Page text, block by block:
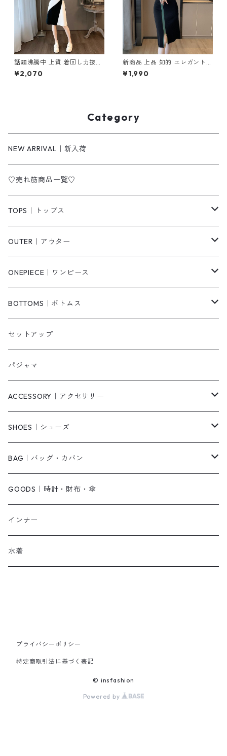
話題沸騰中 上質 着回し力抜群
エレガント 切り替え ワンピー
ス m-273
¥2,070
新商品 上品 知的 エレガント
切り替え ニットワンピース m
-266
¥1,990
Category
NEW ARRIVAL｜新入荷
♡売れ筋商品一覧♡
TOPS｜トップス
Tシャツ/カットソー
シャツ/ブラウス
ベスト/チョッキ
タンクトップ/キャミソール
スウェット/パーカー
ニット/セーター
ベアトップ・チューブトップ
その他
OUTER｜アウター
ジャケット/ブルゾン
コート
カーディガン
ダウンコート
その他
ONEPIECE｜ワンピース
柄
無地
ニットワンピース
ロングワンピース
シャツワンピース
キャミワンピース
オールインワン・サロペット
ジャンパースカート
その他
BOTTOMS｜ボトムス
パンツ・デニム
ショートパンツ
スカート
その他
セットアップ
パジャマ
ACCESSORY｜アクセサリー
ピアス・リング
ネックレス
ベルト
ブレスレット
帽子
ストール・マフラー
SHOES｜シューズ
パンプス
サンダル
ショートブーツ・ブーティ
ロングブーツ
その他
BAG｜バッグ・カバン
ショルダーバッグ
ハンドバッグ
リュック
その他
GOODS｜時計・財布・傘
インナー
水着
プライバシーポリシー
特定商取引法に基づく表記
© insfashion
Powered by